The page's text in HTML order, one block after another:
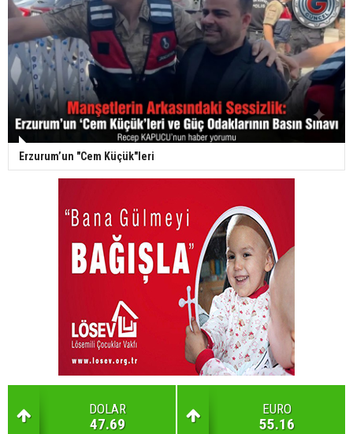
Erzurum’un "Cem Küçük"leri
DOLAR
47.69
EURO
55.16